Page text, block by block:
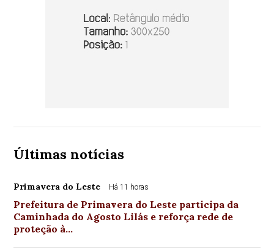
Últimas notícias
Primavera do Leste Há 11 horas
Prefeitura de Primavera do Leste participa da
Caminhada do Agosto Lilás e reforça rede de
proteção à…